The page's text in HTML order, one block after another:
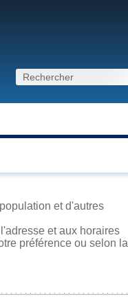
et d'autres
et aux horaires
préférence ou selon la